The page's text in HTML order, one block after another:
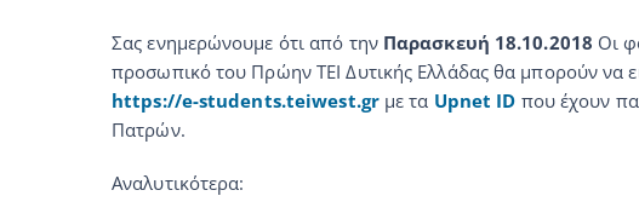
Σας ενημερώνουμε ότι από την Παρασκευή 18.10.2018 Οι
προσωπικό του Πρώην ΤΕΙ Δυτικής Ελλάδας θα μπορούν να
https://e-students.teiwest.grμε τα Upnet ID που έχουν
Πατρών.
Αναλυτικότερα: